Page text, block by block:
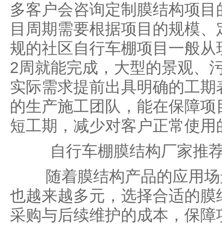
多客户会咨询定制膜结构项
目周期需要根据项目的规模
规的社区自行车棚项目一般
2周就能完成，大型的景观、
实际需求提前出具明确的工
的生产施工团队，能在保障
短工期，减少对客户正常使用
自行车棚膜结构厂家推
随着膜结构产品的应用场
也越来越多元，选择合适的
采购与后续维护的成本，保